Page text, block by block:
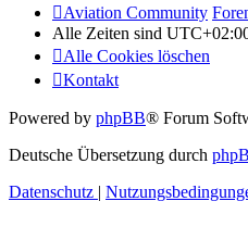
Aviation Community
Alle Zeiten sind
Alle Cookies löschen
Kontakt
Powered by phpBB® Forum
Deutsche Übersetzung durch
Datenschutz